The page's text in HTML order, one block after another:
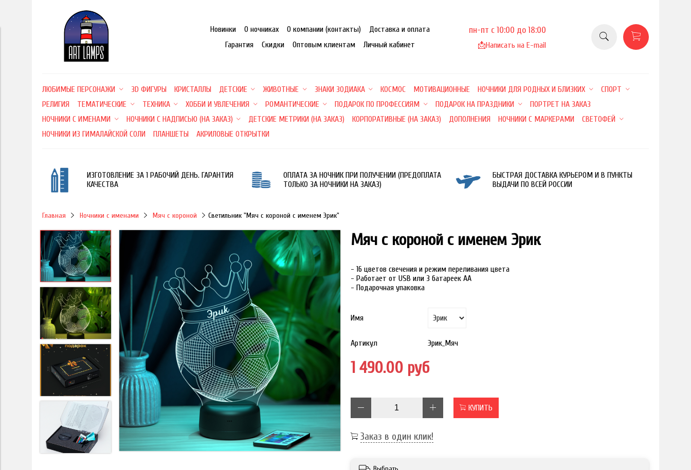
Новинки О ночниках О компании (контакты)
Доставка и оплата
Гарантия
Скидки Оптовым клиентам Личный кабинет
пн-пт с 10:00 до 18:00
📩Написать на E-mail
ЛЮБИМЫЕ ПЕРСОНАЖИ 3D ФИГУРЫ КРИСТАЛЛЫ ДЕТСКИЕ ЖИВОТНЫЕ ЗНАКИ ЗОДИАКА КОСМОС МОТИВАЦИОННЫЕ НОЧНИКИ ДЛЯ РОДНЫХ И БЛИЗКИХ
СПОРТ
РЕЛИГИЯ
ТЕМАТИЧЕСКИЕ ТЕХНИКА ХОББИ И УВЛЕЧЕНИЯ РОМАНТИЧЕСКИЕ ПОДАРОК ПО ПРОФЕССИЯМ ПОДАРОК НА ПРАЗДНИКИ
ПОРТРЕТ НА ЗАКАЗ
НОЧНИКИ С ИМЕНАМИ
НОЧНИКИ С НАДПИСЬЮ (НА ЗАКАЗ) ДЕТСКИЕ МЕТРИКИ (НА ЗАКАЗ) КОРПОРАТИВНЫЕ (НА ЗАКАЗ) ДОПОЛНЕНИЯ НОЧНИКИ С МАРКЕРАМИ
СВЕТОФЕЙ
НОЧНИКИ ИЗ ГИМАЛАЙСКОЙ СОЛИ
ПЛАНШЕТЫ АКРИЛОВЫЕ ОТКРЫТКИ
ИЗГОТОВЛЕНИЕ ЗА 1 РАБОЧИЙ ДЕНЬ. ГАРАНТИЯ
КАЧЕСТВА
ОПЛАТА ЗА НОЧНИК ПРИ ПОЛУЧЕНИИ (ПРЕДОПЛАТА
ТОЛЬКО ЗА НОЧНИКИ НА ЗАКАЗ)
БЫСТРАЯ ДОСТАВКА КУРЬЕРОМ И В ПУНКТЫ
ВЫДАЧИ ПО ВСЕЙ РОССИИ
Главная Ночники с именами Мяч с короной Светильник "Мяч с короной с именем Эрик"
Мяч с короной с именем Эрик
- 16 цветов свечения и режим переливания цвета
- Работает от USB или 3 батареек АА
- Подарочная упаковка
Имя
Артикул Эрик_Мяч
1 490.00 руб
КУПИТЬ
Заказ в один клик!